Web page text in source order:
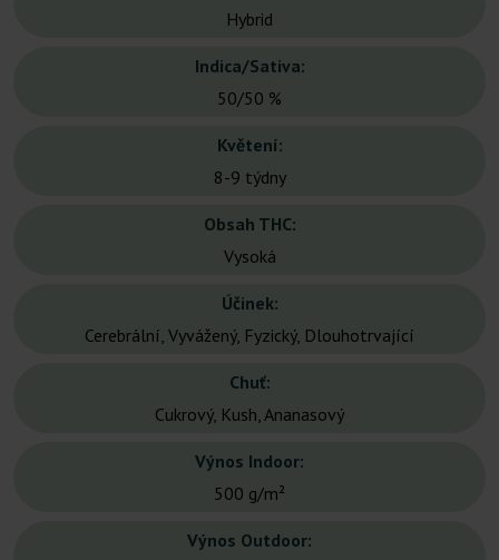
Hybrid
Indica/Sativa:
50/50 %
Květení:
8-9 týdny
Obsah THC:
Vysoká
Účinek:
Cerebrální, Vyvážený, Fyzický, Dlouhotrvající
Chuť:
Cukrový, Kush, Ananasový
Výnos Indoor:
500 g/m²
Výnos Outdoor: